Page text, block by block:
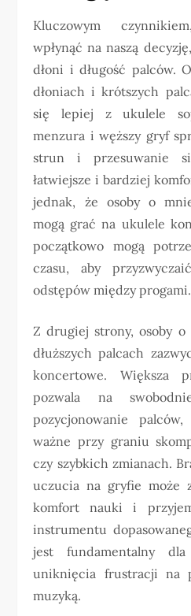
Kluczowym
wpłynąć na naszą
dłoni i długość palców.
dłoniach i krótszych
się lepiej z ukulele
menzura i węższy gryf
strun i przesuwanie
łatwiejsze i bardziej
jednak, że osoby o
mogą grać na ukulele
początkowo mogą
czasu, aby
odstępów między progami.
Z drugiej strony, osoby o
dłuższych palcach
koncertowe. Większa
pozwala na
pozycjonowanie
ważne przy graniu
czy szybkich zmianach.
uczucia na gryfie może
komfort nauki i
instrumentu
jest fundamentalny
uniknięcia frustracji na
muzyką.